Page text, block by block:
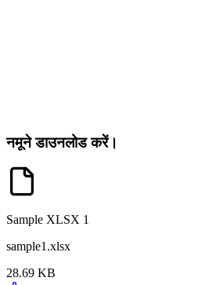
नमूने डाउनलोड करें।
Sample XLSX 1
sample1.xlsx
28.69 KB